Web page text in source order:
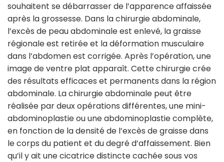
souhaitent se débarrasser de l’apparence affaissée
après la grossesse. Dans la chirurgie abdominale,
l’excès de peau abdominale est enlevé, la graisse
régionale est retirée et la déformation musculaire
dans l’abdomen est corrigée. Après l’opération, une
image de ventre plat apparaît. Cette chirurgie crée
des résultats efficaces et permanents dans la région
abdominale. La chirurgie abdominale peut être
réalisée par deux opérations différentes, une mini-
abdominoplastie ou une abdominoplastie complète,
en fonction de la densité de l’excès de graisse dans
le corps du patient et du degré d’affaissement. Bien
qu’il y ait une cicatrice distincte cachée sous vos